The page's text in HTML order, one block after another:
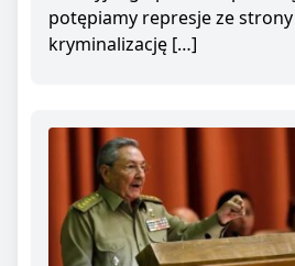
potępiamy represje ze strony
kryminalizację […]